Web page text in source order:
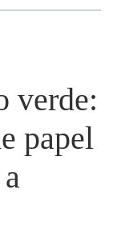
verde:
papel